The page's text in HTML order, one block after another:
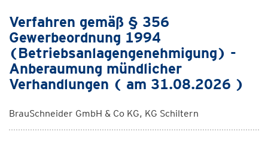
Verfahren gemäß § 356
Gewerbeordnung 1994
(Betriebsanlagengenehmigung) -
Anberaumung mündlicher
Verhandlungen ( am 31.08.2026 )
BrauSchneider GmbH & Co KG, KG Schiltern